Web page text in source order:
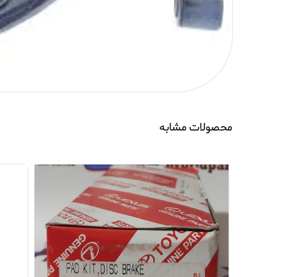
محصولات مشابه